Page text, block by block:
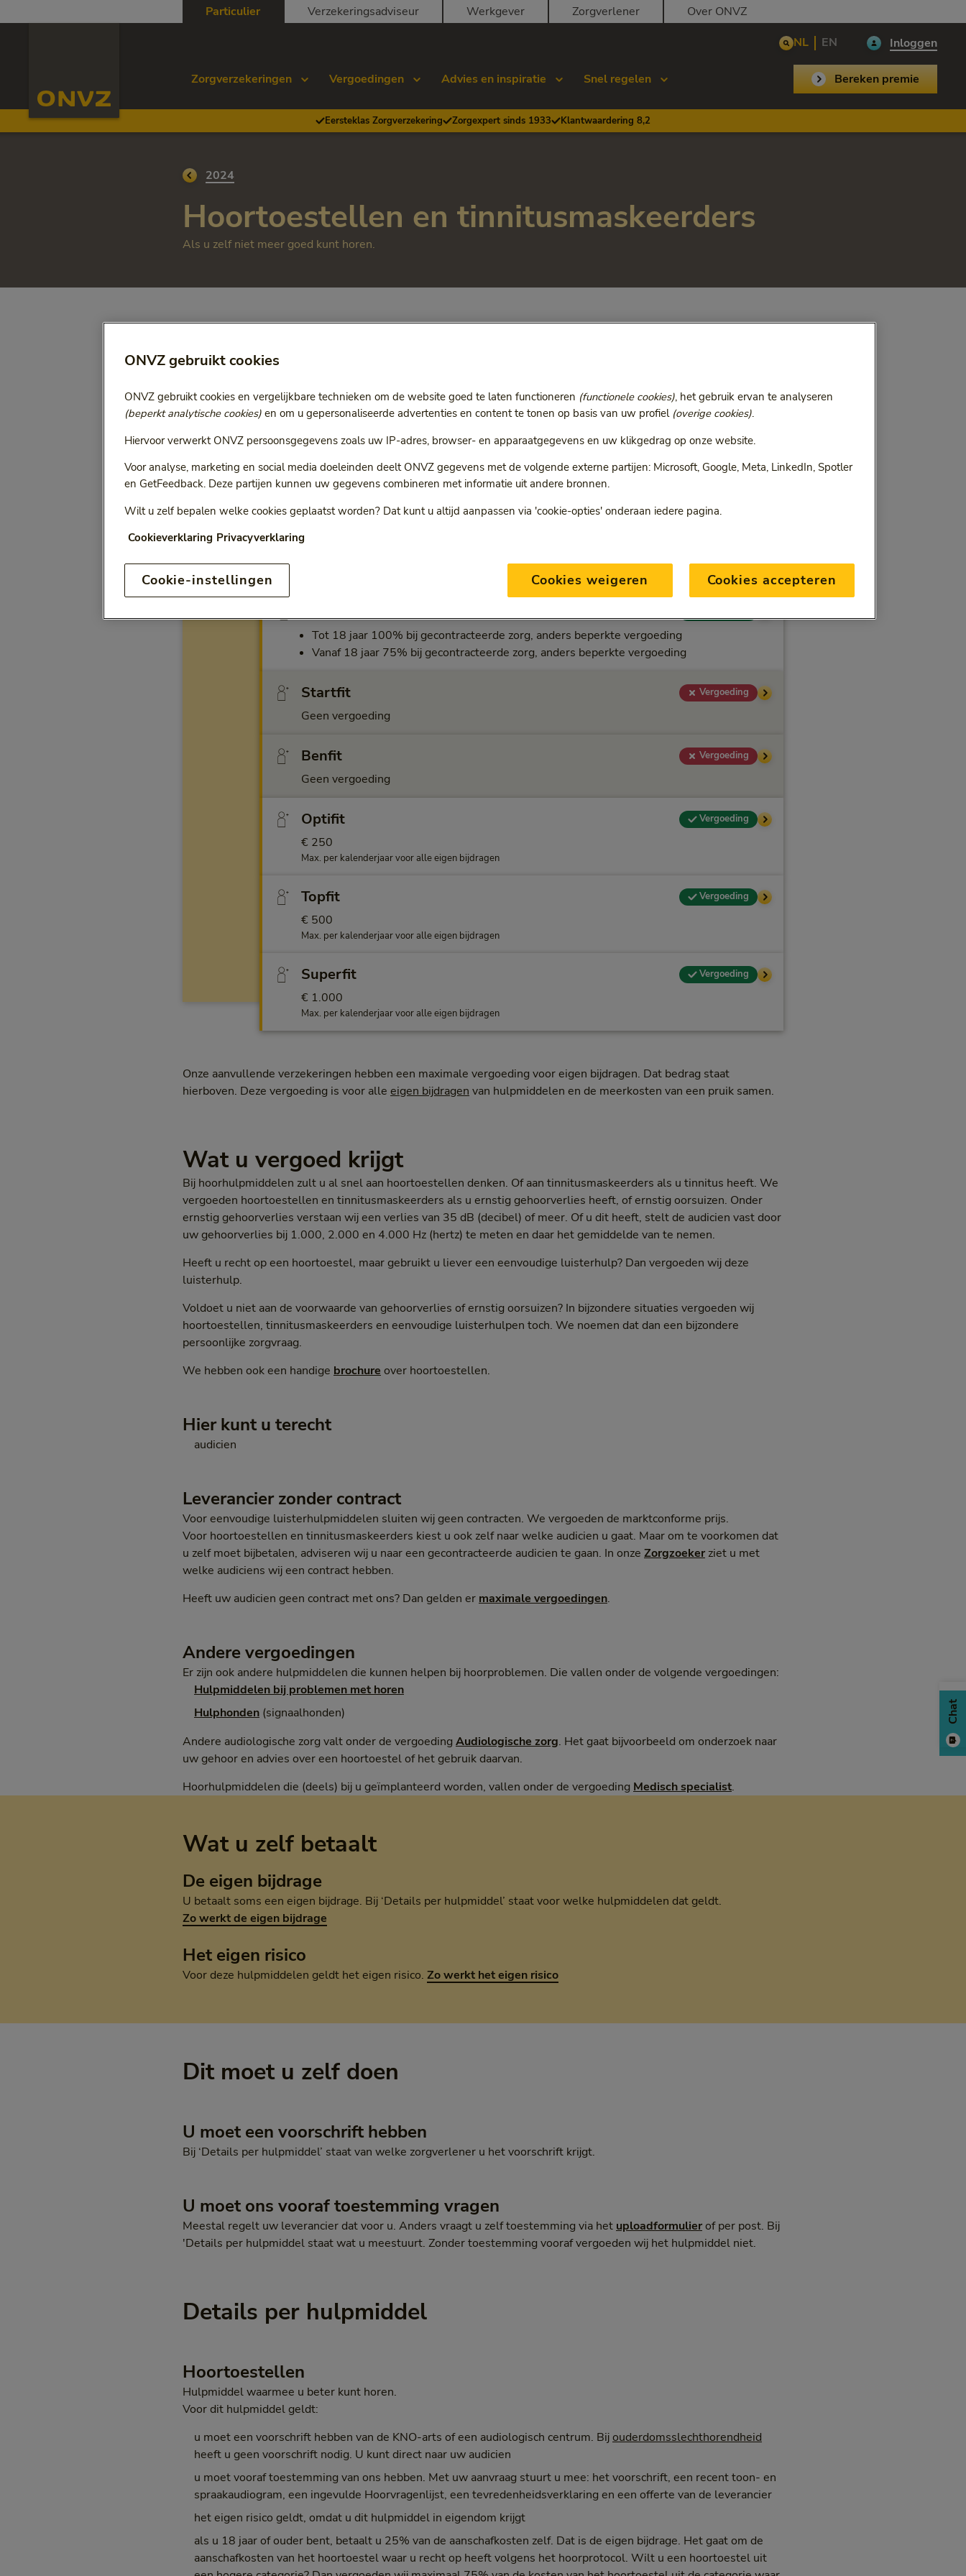
Particulier Verzekeringsadviseur Werkgever Zorgverlener
Over ONVZ
NL EN Inloggen
Zorgverzekeringen Vergoedingen Advies en inspiratie Snel regelen Bereken premie
Eersteklas Zorgverzekering Zorgexpert sinds 1933 Klantwaardering 8,2
Ga terug naar
2024
Hoortoestellen en tinnitusmaskeerders
Als u zelf niet meer goed kunt horen.
Selecteer jaar
Vergoeding voor:
Bij het kiezen van een optie volgt een doorgestuurde link.
Vergoeding per verzekering
Tot 18 jaar 100% bij gecontracteerde zorg, anders beperkte vergoeding
Vanaf 18 jaar 75% bij gecontracteerde zorg, anders beperkte vergoeding
Startfit Vergoeding
Geen vergoeding
Benfit Vergoeding
Geen vergoeding
Optifit Vergoeding
€ 250
Max. per kalenderjaar voor alle eigen bijdragen
Topfit Vergoeding
€ 500
Max. per kalenderjaar voor alle eigen bijdragen
Superfit Vergoeding
€ 1.000
Max. per kalenderjaar voor alle eigen bijdragen
Onze aanvullende verzekeringen hebben een maximale vergoeding voor eigen bijdragen. Dat bedrag staat
hierboven. Deze vergoeding is voor alle eigen bijdragen van hulpmiddelen en de meerkosten van een pruik samen.
Wat u vergoed krijgt
Bij hoorhulpmiddelen zult u al snel aan hoortoestellen denken. Of aan tinnitusmaskeerders als u tinnitus heeft. We
vergoeden hoortoestellen en tinnitusmaskeerders als u ernstig gehoorverlies heeft, of ernstig oorsuizen. Onder
ernstig gehoorverlies verstaan wij een verlies van 35 dB (decibel) of meer. Of u dit heeft, stelt de audicien vast door
uw gehoorverlies bij 1.000, 2.000 en 4.000 Hz (hertz) te meten en daar het gemiddelde van te nemen.
Heeft u recht op een hoortoestel, maar gebruikt u liever een eenvoudige luisterhulp? Dan vergoeden wij deze
luisterhulp.
Voldoet u niet aan de voorwaarde van gehoorverlies of ernstig oorsuizen? In bijzondere situaties vergoeden wij
hoortoestellen, tinnitusmaskeerders en eenvoudige luisterhulpen toch. We noemen dat dan een bijzondere
persoonlijke zorgvraag.
We hebben ook een handige brochure over hoortoestellen.
Hier kunt u terecht
audicien
Leverancier zonder contract
Voor eenvoudige luisterhulpmiddelen sluiten wij geen contracten. We vergoeden de marktconforme prijs.
Voor hoortoestellen en tinnitusmaskeerders kiest u ook zelf naar welke audicien u gaat. Maar om te voorkomen dat
u zelf moet bijbetalen, adviseren wij u naar een gecontracteerde audicien te gaan. In onze Zorgzoeker ziet u met
welke audiciens wij een contract hebben.
Heeft uw audicien geen contract met ons? Dan gelden er maximale vergoedingen.
Andere vergoedingen
Er zijn ook andere hulpmiddelen die kunnen helpen bij hoorproblemen. Die vallen onder de volgende vergoedingen:
Hulpmiddelen bij problemen met horen
Hulphonden (signaalhonden)
Andere audiologische zorg valt onder de vergoeding Audiologische zorg. Het gaat bijvoorbeeld om onderzoek naar
uw gehoor en advies over een hoortoestel of het gebruik daarvan.
Hoorhulpmiddelen die (deels) bij u geïmplanteerd worden, vallen onder de vergoeding Medisch specialist.
Wat u zelf betaalt
De eigen bijdrage
U betaalt soms een eigen bijdrage. Bij ‘Details per hulpmiddel’ staat voor welke hulpmiddelen dat geldt.
Zo werkt de eigen bijdrage
Het eigen risico
Voor deze hulpmiddelen geldt het eigen risico. Zo werkt het eigen risico
Dit moet u zelf doen
U moet een voorschrift hebben
Bij ‘Details per hulpmiddel’ staat van welke zorgverlener u het voorschrift krijgt.
U moet ons vooraf toestemming vragen
Meestal regelt uw leverancier dat voor u. Anders vraagt u zelf toestemming via het uploadformulierof per post. Bij
'Details per hulpmiddel staat wat u meestuurt. Zonder toestemming vooraf vergoeden wij het hulpmiddel niet.
Details per hulpmiddel
Hoortoestellen
Hulpmiddel waarmee u beter kunt horen.
Voor dit hulpmiddel geldt:
u moet een voorschrift hebben van de KNO-arts of een audiologisch centrum. Bijouderdomsslechthorendheid
heeft u geen voorschrift nodig. U kunt direct naar uw audicien
u moet vooraf toestemming van ons hebben. Met uw aanvraag stuurt u mee: het voorschrift, een recent toon- en
spraakaudiogram, een ingevulde Hoorvragenlijst, een tevredenheidsverklaring en een offerte van de leverancier
het eigen risico geldt, omdat u dit hulpmiddel in eigendom krijgt
als u 18 jaar of ouder bent, betaalt u 25% van de aanschafkosten zelf. Dat is de eigen bijdrage. Het gaat om de
aanschafkosten van het hoortoestel waar u recht op heeft volgens het hoorprotocol. Wilt u een hoortoestel uit
Chat
ONVZ gebruikt cookies
ONVZ gebruikt cookies en vergelijkbare technieken om de website goed te laten functioneren (functionele cookies), het gebruik ervan te analyseren
(beperkt analytische cookies) en om u gepersonaliseerde advertenties en content te tonen op basis van uw profiel (overige cookies).
Hiervoor verwerkt ONVZ persoonsgegevens zoals uw IP-adres, browser- en apparaatgegevens en uw klikgedrag op onze website.
Voor analyse, marketing en social media doeleinden deelt ONVZ gegevens met de volgende externe partijen: Microsoft, Google, Meta, LinkedIn, Spotler
en GetFeedback. Deze partijen kunnen uw gegevens combineren met informatie uit andere bronnen.
Wilt u zelf bepalen welke cookies geplaatst worden? Dat kunt u altijd aanpassen via 'cookie-opties' onderaan iedere pagina.
Cookieverklaring Privacyverklaring
Cookie-instellingen Cookies weigeren Cookies accepteren